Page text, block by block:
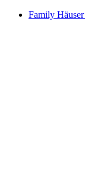
Family